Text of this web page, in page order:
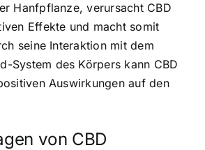
Hanfpflanze, verursacht CBD
Effekte und macht somit
seine Interaktion mit dem
System des Körpers kann CBD
Auswirkungen auf den
von CBD